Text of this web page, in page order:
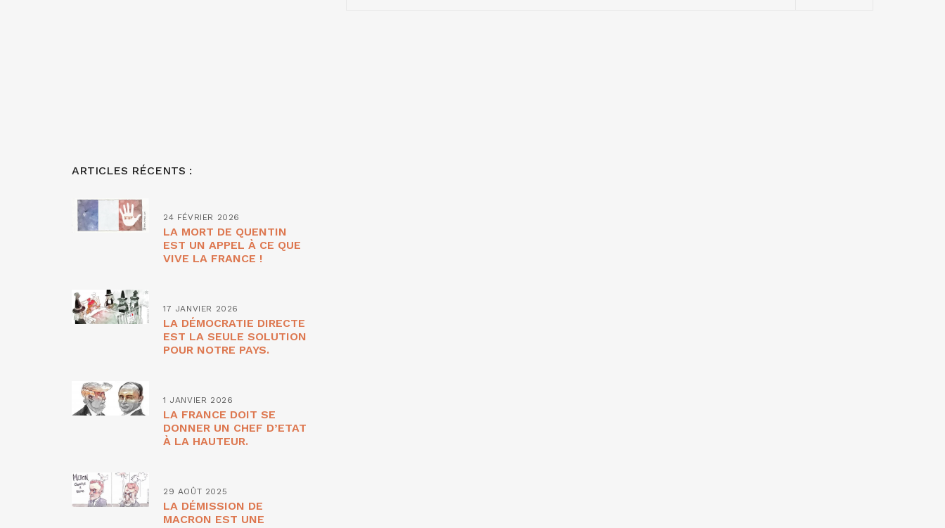
ARTICLES RÉCENTS :
24 FÉVRIER 2026
LA MORT DE QUENTIN
EST UN APPEL À CE QUE
VIVE LA FRANCE !
17 JANVIER 2026
LA DÉMOCRATIE DIRECTE
EST LA SEULE SOLUTION
POUR NOTRE PAYS.
1 JANVIER 2026
LA FRANCE DOIT SE
DONNER UN CHEF D’ETAT
À LA HAUTEUR.
29 AOÛT 2025
LA DÉMISSION DE
MACRON EST UNE